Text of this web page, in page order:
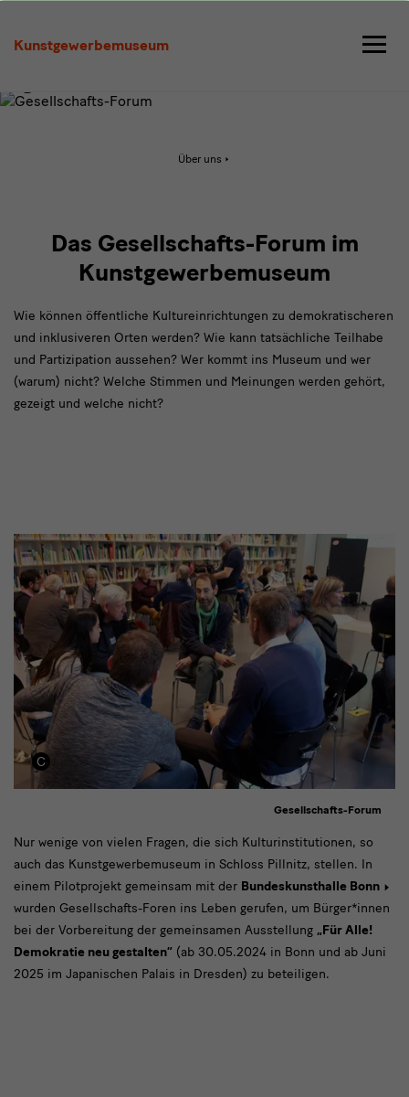
Kunstgewerbemuseum
Gesellschafts-
Forum
im
Kunstgewerbemuseum
Über uns
Das Gesellschafts-Forum im
Kunstgewerbemuseum
Wie können öffentliche Kultureinrichtungen zu demokratischeren
und inklusiveren Orten werden? Wie kann tatsächliche Teilhabe
und Partizipation aussehen? Wer kommt ins Museum und wer
(warum) nicht? Welche Stimmen und Meinungen werden gehört,
gezeigt und welche nicht?
Zu
diesem
Zweck
Nur wenige von vielen Fragen, die sich Kulturinstitutionen, so
auch das Kunstgewerbemuseum in Schloss Pillnitz, stellen. In
einem Pilotprojekt gemeinsam mit der Bundeskunsthalle Bonn
wurden Gesellschafts-Foren ins Leben gerufen, um Bürger*innen
bei der Vorbereitung der gemeinsamen Ausstellung „Für Alle!
Demokratie neu gestalten“ (ab 30.05.2024 in Bonn und ab Juni
2025 im Japanischen Palais in Dresden) zu beteiligen.
Gesellschafts-Forum